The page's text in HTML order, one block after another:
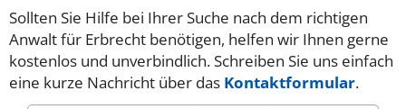
Sollten Sie Hilfe bei Ihrer Suche nach dem richtigen
Anwalt für Erbrecht benötigen, helfen wir Ihnen gerne
kostenlos und unverbindlich. Schreiben Sie uns einfach
eine kurze Nachricht über das Kontaktformular.